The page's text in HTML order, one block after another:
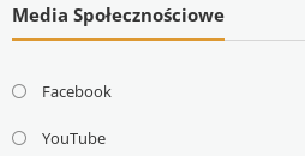
Media Społecznościowe
Facebook
YouTube